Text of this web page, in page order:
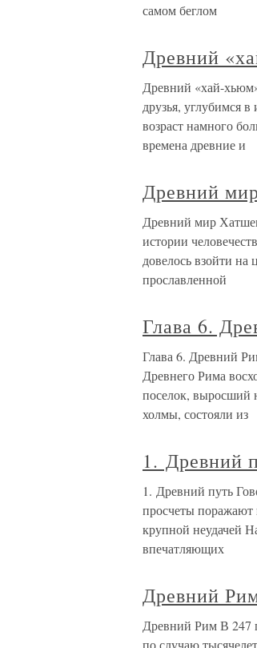
самом беглом
Древний
Древний «хай-
друзья, углубимся
возраст намного
времена древние и
Древний мир
Древний мир
истории
довелось взойти на
прославленной
Глава 6.
Глава 6. Древний
Древнего Рима
поселок, выросший
холмы, состояли из
1. Древний
1. Древний путь
просчеты поражают
крупной неудачей
впечатляющих
Древний
Древний Рим В 247
по случаю